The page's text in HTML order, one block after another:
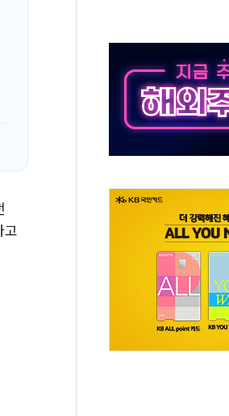
아닌 무해한 표면 부식 물질"
간30여분만에 진화...외국인 노동자 숨져
고